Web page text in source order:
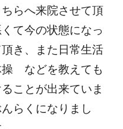
らへ来院させて頂
て今の状態になっ
き、また日常生活
操 などを教えても
ことが出来ていま
らくになりまし